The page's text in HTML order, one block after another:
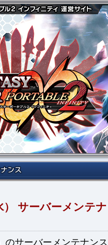
） サーバーメンテ
のサーバーメンテナン